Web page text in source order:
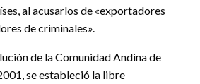
al acusarlos de «exportadores
de criminales».
de la Comunidad Andina de
se estableció la libre